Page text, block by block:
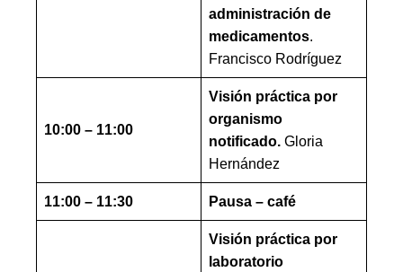
administración de
medicamentos.
Francisco Rodríguez
10:00 – 11:00
Visión práctica por
organismo
notificado. Gloria
Hernández
11:00 – 11:30 Pausa – café
Visión práctica por
laboratorio